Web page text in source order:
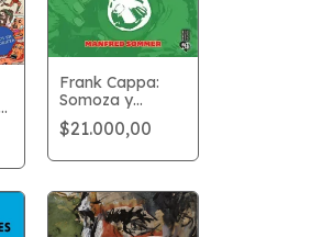
Frank Cappa:
Somoza y
Gomorra
$21.000,00